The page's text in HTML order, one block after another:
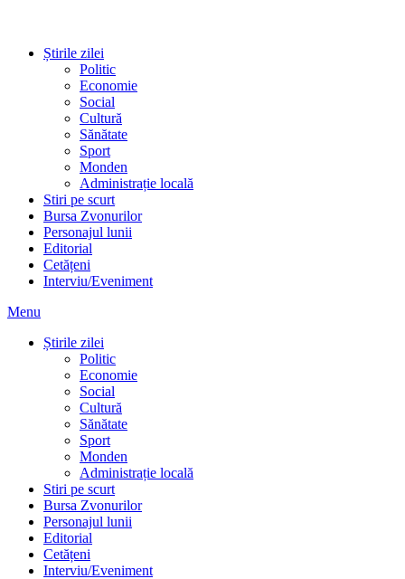
Știrile zilei
Politic
Economie
Social
Cultură
Sănătate
Sport
Monden
Administrație locală
Stiri pe scurt
Bursa Zvonurilor
Personajul lunii
Editorial
Cetățeni
Interviu/Eveniment
Menu
Știrile zilei
Politic
Economie
Social
Cultură
Sănătate
Sport
Monden
Administrație locală
Stiri pe scurt
Bursa Zvonurilor
Personajul lunii
Editorial
Cetățeni
Interviu/Eveniment